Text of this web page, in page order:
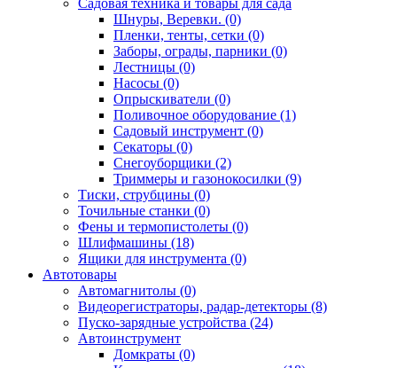
Садовая техника и товары для сада
Шнуры, Веревки. (0)
Пленки, тенты, сетки (0)
Заборы, ограды, парники (0)
Лестницы (0)
Насосы (0)
Опрыскиватели (0)
Поливочное оборудование (1)
Садовый инструмент (0)
Секаторы (0)
Снегоуборщики (2)
Триммеры и газонокосилки (9)
Тиски, струбцины (0)
Точильные станки (0)
Фены и термопистолеты (0)
Шлифмашины (18)
Ящики для инструмента (0)
Автотовары
Автомагнитолы (0)
Видеорегистраторы, радар-детекторы (8)
Пуско-зарядные устройства (24)
Автоинструмент
Домкраты (0)